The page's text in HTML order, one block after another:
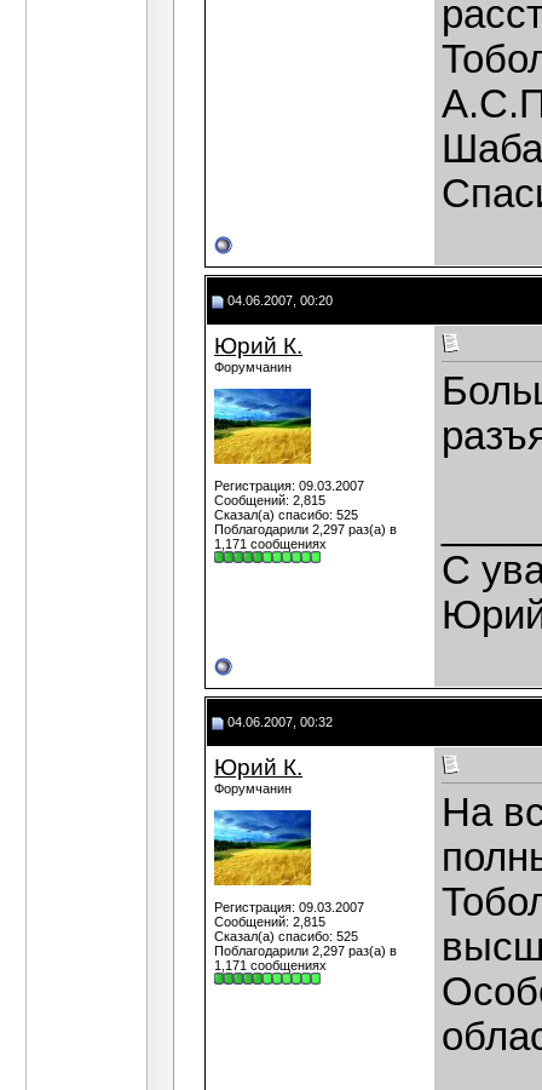
04.06.2007, 00:20
Юрий К.
Форумчанин
Регистрация: 09.03.2007
Сообщений: 2,815
Сказал(а) спасибо: 525
Поблагодарили 2,297 раз(а) в
1,171 сообщениях
С
04.06.2007, 00:32
Юрий К.
Форумчанин
Регистрация: 09.03.2007
Сообщений: 2,815
Сказал(а) спасибо: 525
Поблагодарили 2,297 раз(а) в
1,171 сообщениях
На